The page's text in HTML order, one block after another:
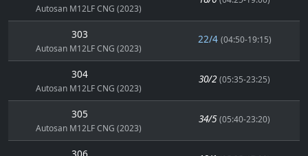
Autosan M12LF CNG (2023)
303
Autosan M12LF CNG (2023)
22/4 (04:50-19:15)
304
Autosan M12LF CNG (2023)
30/2 (05:35-23:25)
305
Autosan M12LF CNG (2023)
34/5 (05:40-23:20)